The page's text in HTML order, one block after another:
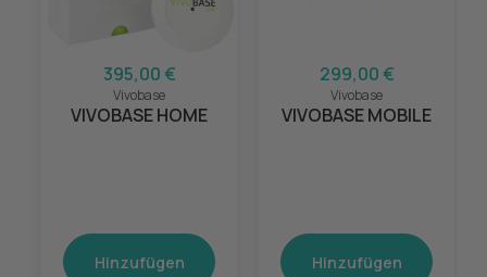
395,00 €
Vivobase
VIVOBASE HOME
Hinzufügen
299,00 €
Vivobase
VIVOBASE MOBILE
Hinzufügen